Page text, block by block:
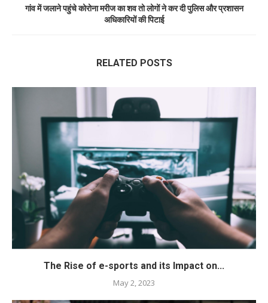
गांव में जलाने पहुंचे कोरोना मरीज का शव तो लोगों ने कर दी पुलिस और प्रशासन
अधिकारियों की पिटाई
RELATED POSTS
The Rise of e-sports and its Impact on...
May 2, 2023